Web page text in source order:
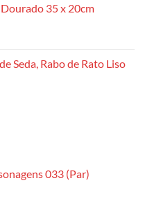
35 x 20cm
Seda, Rabo de Rato Liso
033 (Par)